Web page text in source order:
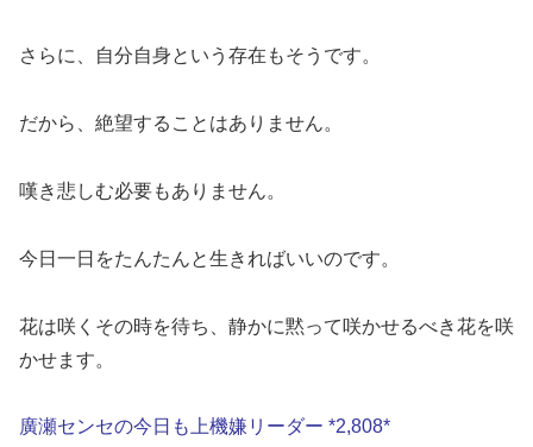
さらに、自分自身という存在もそうです。
だから、絶望することはありません。
嘆き悲しむ必要もありません。
今日一日をたんたんと生きればいいのです。
花は咲くその時を待ち、静かに黙って咲かせるべき花を咲
かせます。
廣瀬センセの今日も上機嫌リーダー *2,808*